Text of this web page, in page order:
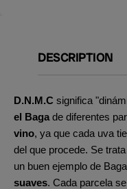
DESCRIPTION
D.N.M.C significa
el Baga de diferentes
vino, ya que cada uva
del que procede. Se
un buen ejemplo de
suaves. Cada parcela